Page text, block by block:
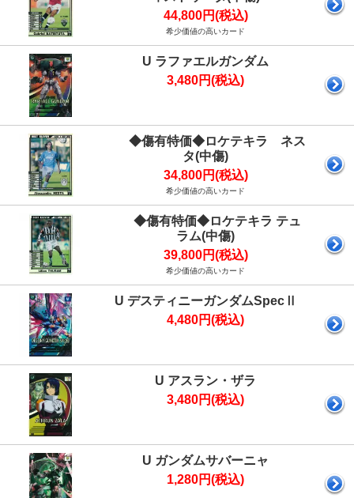
44,800円(税込)
希少価値の高いカード
U ラファエルガンダム
3,480円(税込)
◆傷有特価◆ロケテキラ ネス
タ(中傷)
34,800円(税込)
希少価値の高いカード
◆傷有特価◆ロケテキラ テュ
ラム(中傷)
39,800円(税込)
希少価値の高いカード
U デスティニーガンダムSpecⅡ
4,480円(税込)
U アスラン・ザラ
3,480円(税込)
U ガンダムサバーニャ
1,280円(税込)